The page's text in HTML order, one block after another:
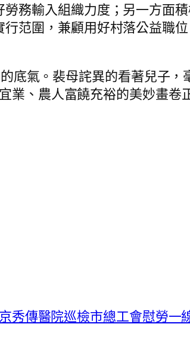
勞務輸入組織力度；另一方面
范圍，兼顧用好村落公益職
底氣。裴母詫異的看著兒子，
業、農人富饒充裕的美妙畫卷
秀傳醫院巡檢市總工會慰勞一